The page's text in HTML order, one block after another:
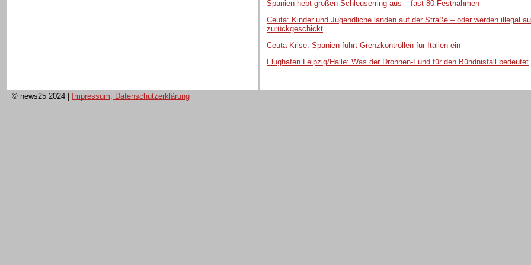
Spanien hebt großen Schleuserring aus – fast 80 Festnahmen
Ceuta: Kinder und Jugendliche landen auf der Straße – oder werden illegal
zurückgeschickt
Ceuta-Krise: Spanien führt Grenzkontrollen für Italien ein
Flughafen Leipzig/Halle: Was der Drohnen-Fund für den Bündnisfall bedeutet
© news25 2024 Impressum, Datenschutzerklärung